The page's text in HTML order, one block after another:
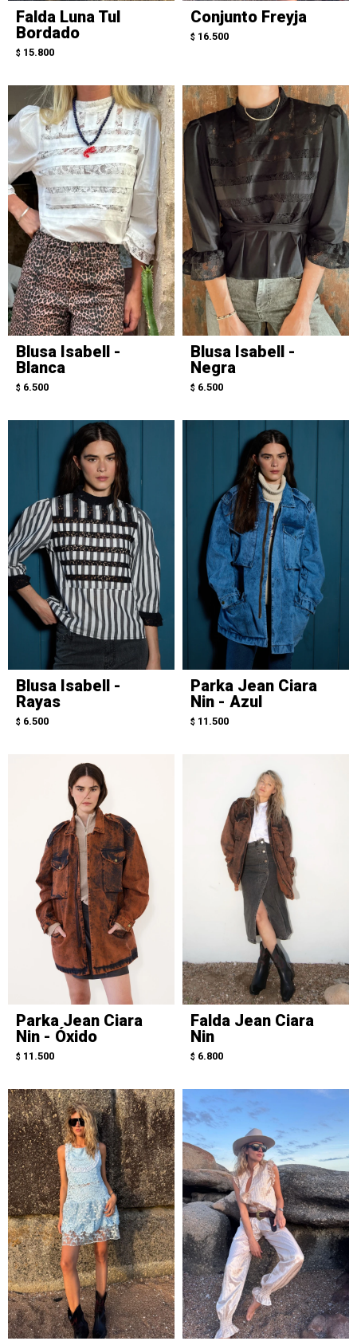
Falda Luna Tul
Bordado
$ 15.800
Conjunto Freyja
$ 16.500
Blusa Isabell -
Blanca
$ 6.500
Blusa Isabell -
Negra
$ 6.500
Blusa Isabell -
Rayas
$ 6.500
Parka Jean Ciara
Nin - Azul
$ 11.500
Parka Jean Ciara
Nin - Óxido
$ 11.500
Falda Jean Ciara
Nin
$ 6.800